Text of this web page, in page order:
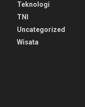
Teknologi
TNI
Uncategorized
Wisata